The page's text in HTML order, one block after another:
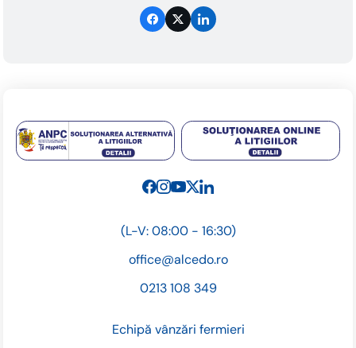
(L-V: 08:00 - 16:30)
office@alcedo.ro
0213 108 349
Echipă vânzări fermieri